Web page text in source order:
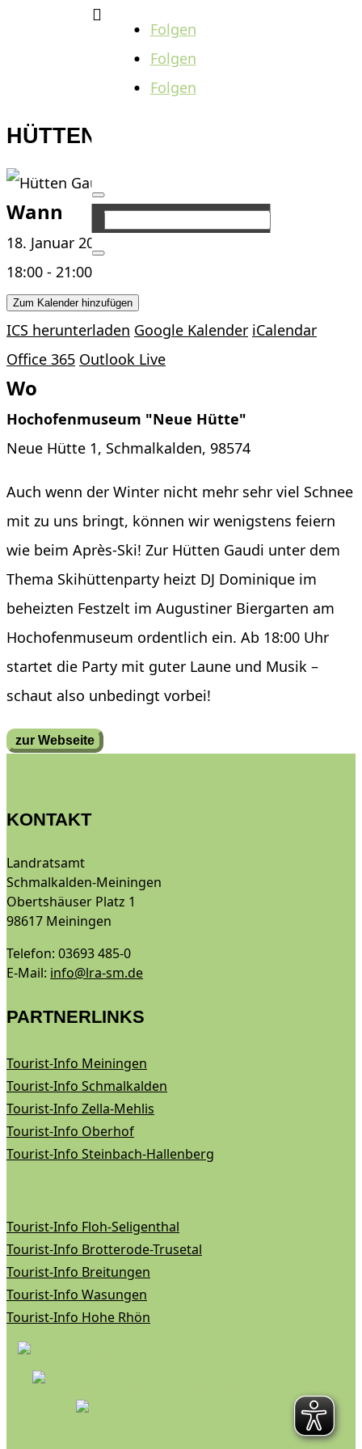

Folgen
Folgen
Folgen
HÜTTEN GAUDI
Wann
18. Januar 2025
18:00 - 21:00
Zum Kalender hinzufügen
ICS herunterladen Google Kalender iCalendar
Office 365 Outlook Live
Wo
Hochofenmuseum "Neue Hütte"
Neue Hütte 1, Schmalkalden, 98574
Auch wenn der Winter nicht mehr sehr viel Schnee
mit zu uns bringt, können wir wenigstens feiern
wie beim Après-Ski! Zur Hütten Gaudi unter dem
Thema Skihüttenparty heizt DJ Dominique im
beheizten Festzelt im Augustiner Biergarten am
Hochofenmuseum ordentlich ein. Ab 18:00 Uhr
startet die Party mit guter Laune und Musik –
schaut also unbedingt vorbei!
zur Webseite
KONTAKT
Landratsamt
Schmalkalden-Meiningen
Obertshäuser Platz 1
98617 Meiningen
Telefon: 03693 485-0
E-Mail: info@lra-sm.de
PARTNERLINKS
Tourist-Info Meiningen
Tourist-Info Schmalkalden
Tourist-Info Zella-Mehlis
Tourist-Info Oberhof
Tourist-Info Steinbach-Hallenberg
Tourist-Info Floh-Seligenthal
Tourist-Info Brotterode-Trusetal
Tourist-Info Breitungen
Tourist-Info Wasungen
Tourist-Info Hohe Rhön